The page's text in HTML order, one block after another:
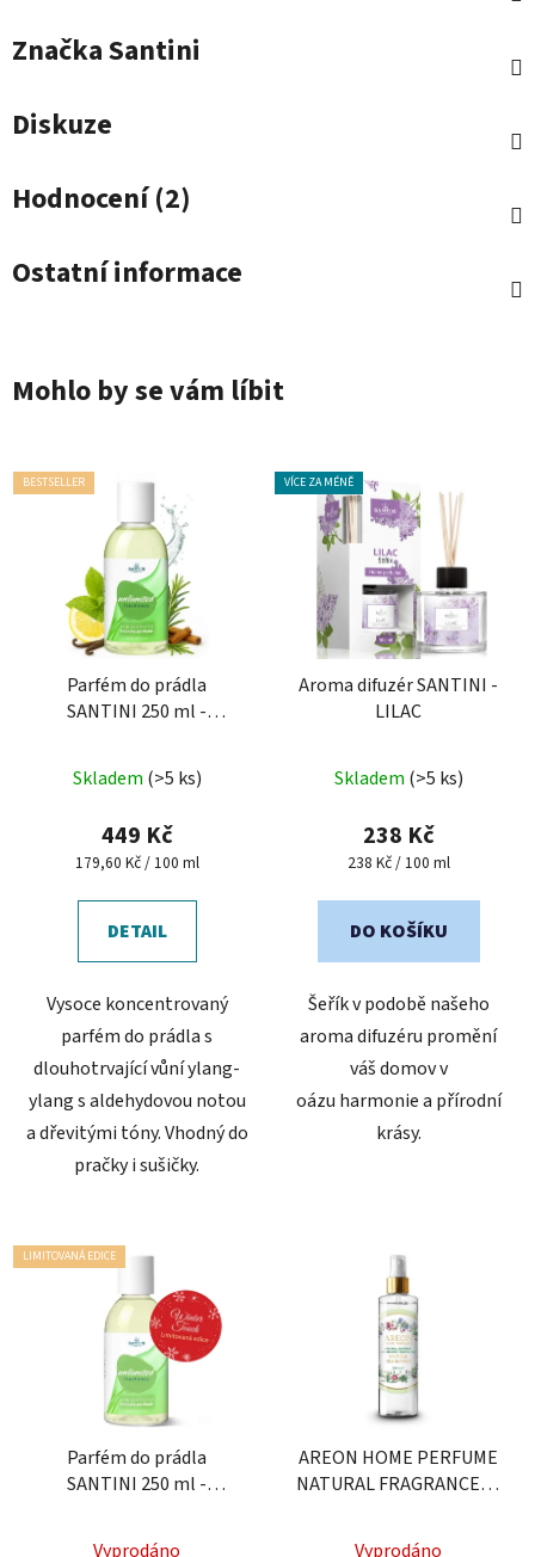
ZnačkaSantini
Diskuze
Hodnocení (2)
Ostatní informace
Mohlo by se vám líbit
BESTSELLER
Parfém do prádla
SANTINI 250 ml -
hodnocení
produktu
je
z
Skladem (>5 ks)
449 Kč
Měrná
179,60 Kč / 100 ml
DETAIL
Vysoce koncentrovaný
parfém do prádla s
dlouhotrvající vůní ylang-
ylang s aldehydovou notou
a dřevitými tóny. Vhodný do
pračky i sušičky.
VÍCE ZA MÉNĚ
Aroma difuzér SANTINI -
LILAC
hodnocení
produktu
je
z
Skladem (>5 ks)
238 Kč
Měrná
238 Kč / 100 ml
DO KOŠÍKU
Šeřík v podobě našeho
aroma difuzéru promění
váš domov v
oázu harmonie a přírodní
krásy.
LIMITOVANÁ EDICE
Parfém do prádla
SANTINI 250 ml -
Unlimited Freshness
Vyprodáno
AREON HOME PERFUME
NATURAL FRAGRANCES -
Bergamot
Vyprodáno